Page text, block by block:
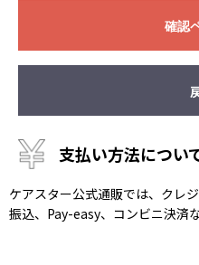
確認
支払い方法につい
ケアスター公式通販では、クレ
振込、Pay-easy、コンビニ決済